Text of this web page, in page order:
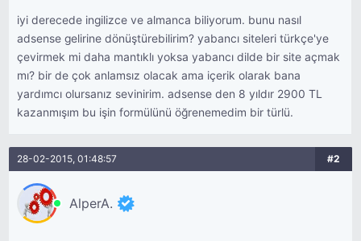
iyi derecede ingilizce ve almanca biliyorum. bunu nasıl
adsense gelirine dönüştürebilirim? yabancı siteleri türkçe'ye
çevirmek mi daha mantıklı yoksa yabancı dilde bir site açmak
mı? bir de çok anlamsız olacak ama içerik olarak bana
yardımcı olursanız sevinirim. adsense den 8 yıldır 2900 TL
kazanmışım bu işin formülünü öğrenemedim bir türlü.
28-02-2015, 01:48:57 #2
AlperA.